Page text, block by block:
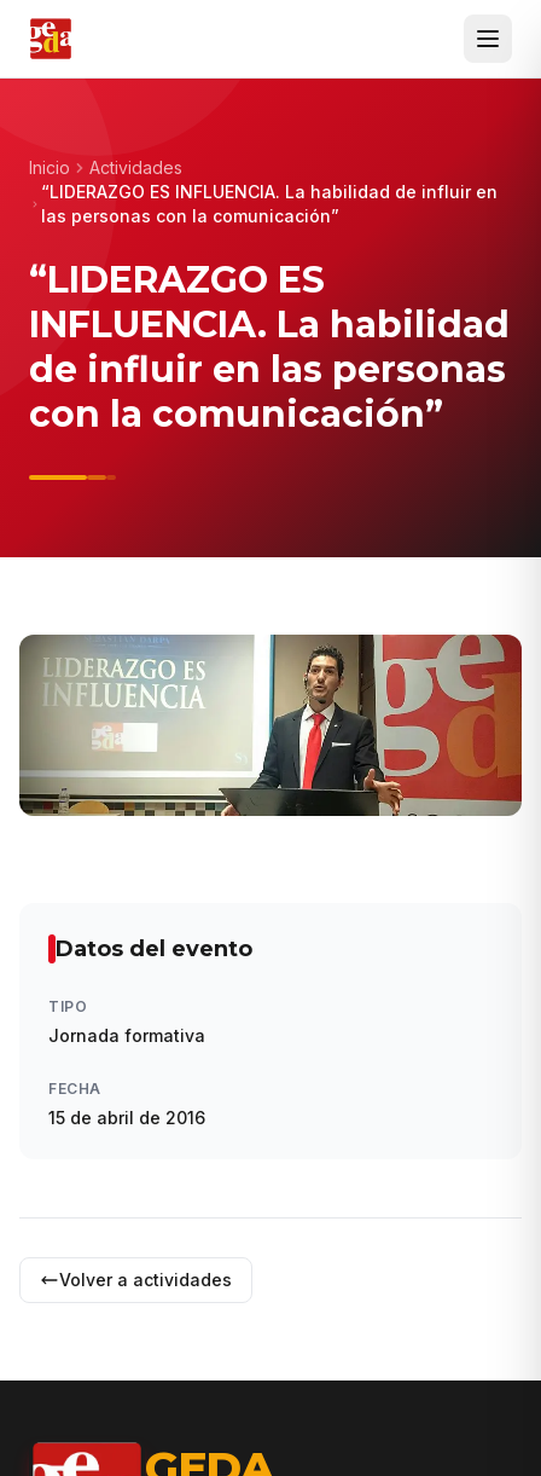
Inicio
Actividades
“LIDERAZGO ES INFLUENCIA. La habilidad de influir en
las personas con la comunicación”
“LIDERAZGO ES
INFLUENCIA. La habilidad
de influir en las personas
con la comunicación”
Datos del evento
TIPO
Jornada formativa
FECHA
15 de abril de 2016
Volver a actividades